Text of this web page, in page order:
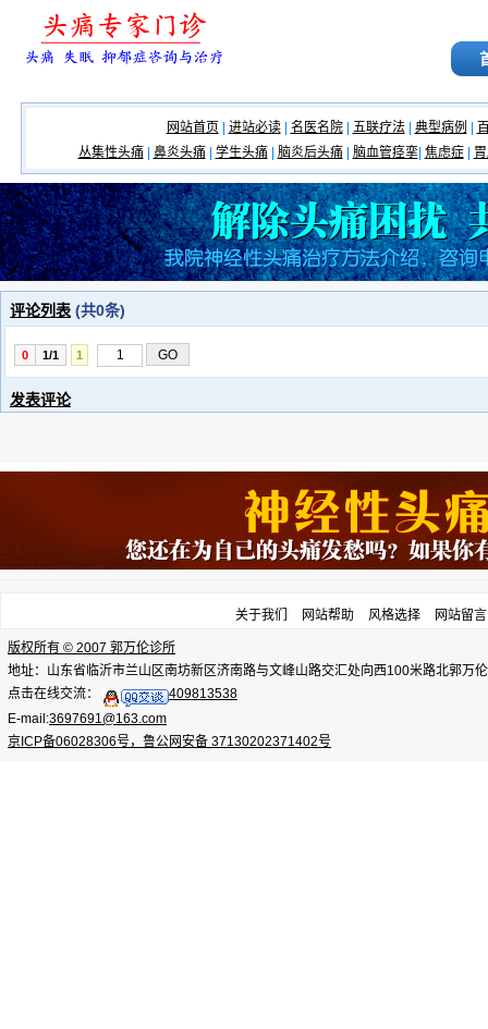
网站首页 进站必读 名医名院 五联疗法 典型病例
丛集性头痛
鼻炎头痛 学生头痛 脑炎后头痛 脑血管痉挛| 焦虑症
评论列表 (共0条)
0 1/1 1
发表评论
关于我们 网站帮助 风格选择 网站留言
版权所有 © 2007 郭万伦诊所
地址：山东省临沂市兰山区南坊新区济南路与文峰山路交汇处向西100米路北郭万
点击在线交流：
409813538
E-mail:3697691@163.com
京ICP备06028306号，鲁公网安备 37130202371402号